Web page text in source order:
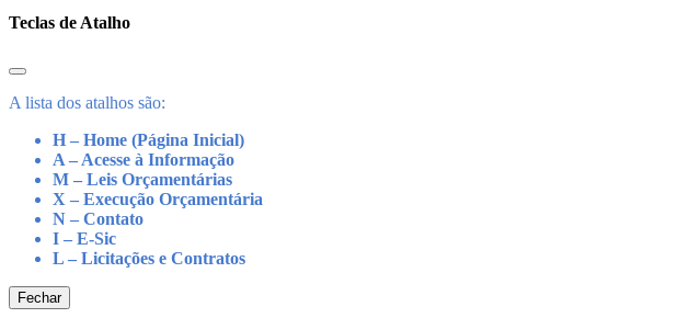
Teclas de Atalho
A lista dos atalhos são:
H – Home (Página Inicial)
A – Acesse à Informação
M – Leis Orçamentárias
X – Execução Orçamentária
N – Contato
I – E-Sic
L – Licitações e Contratos
Fechar